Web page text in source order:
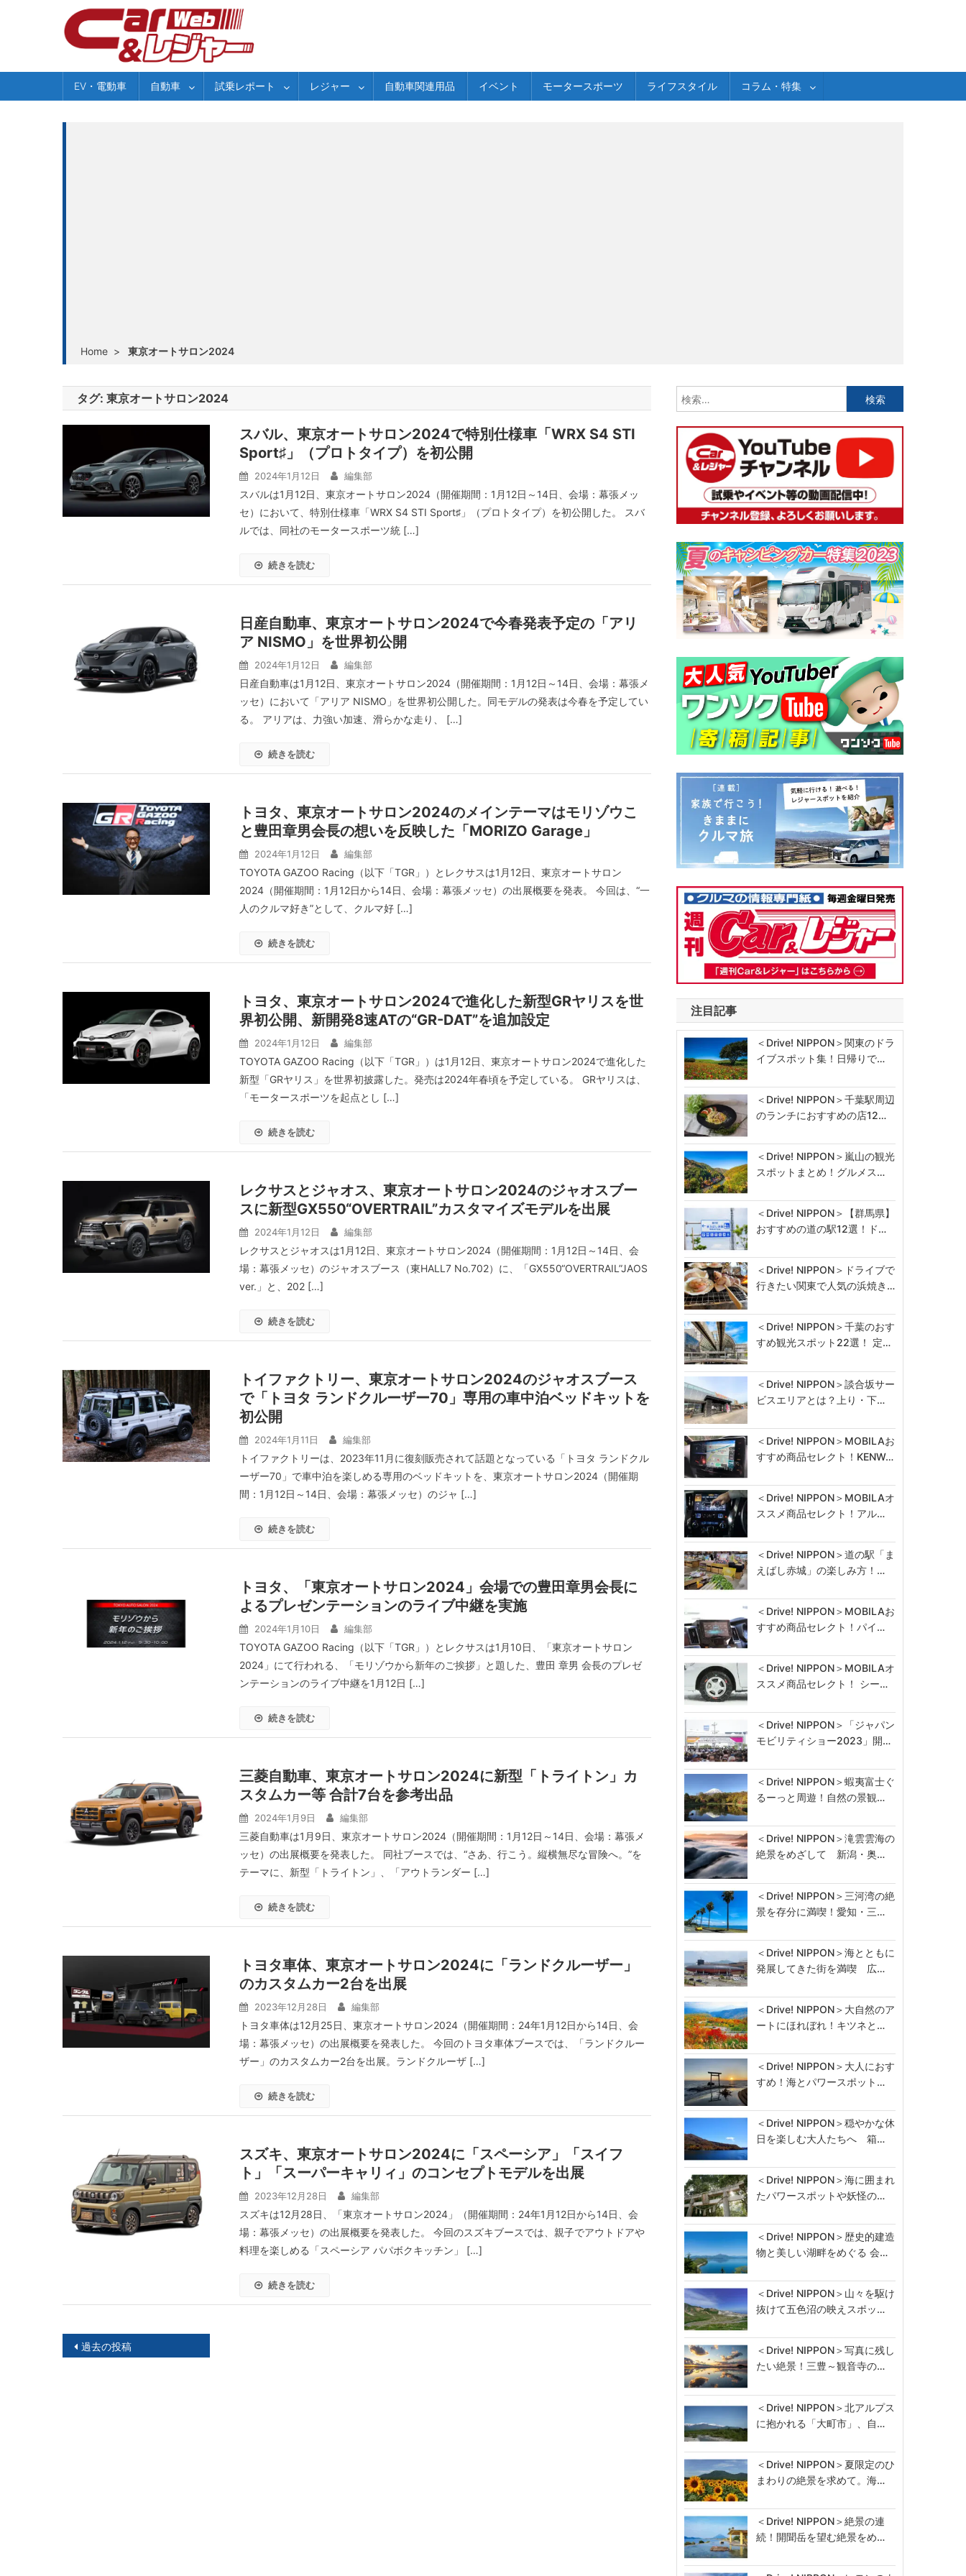
EV・電動車 自動車 試乗レポート レジャー 自動車関連用品 イベント モータースポーツ ライフスタイル コラム・特集
Home > 東京オートサロン2024
タグ: 東京オートサロン2024
スバル、東京オートサロン2024で特別仕様車「WRX S4 STI
Sport♯」（プロトタイプ）を初公開
2024年1月12日 編集部
スバルは1月12日、東京オートサロン2024（開催期間：1月12日～14日、会場：幕張メッ
セ）において、特別仕様車「WRX S4 STI Sport♯」（プロトタイプ）を初公開した。 スバ
ルでは、同社のモータースポーツ統 […]
続きを読む
日産自動車、東京オートサロン2024で今春発表予定の「アリ
ア NISMO」を世界初公開
2024年1月12日 編集部
日産自動車は1月12日、東京オートサロン2024（開催期間：1月12日～14日、会場：幕張メ
ッセ）において「アリア NISMO」を世界初公開した。同モデルの発表は今春を予定してい
る。 アリアは、力強い加速、滑らかな走り、 […]
続きを読む
トヨタ、東京オートサロン2024のメインテーマはモリゾウこ
と豊田章男会長の想いを反映した「MORIZO Garage」
2024年1月12日 編集部
TOYOTA GAZOO Racing（以下「TGR」）とレクサスは1月12日、東京オートサロン
2024（開催期間：1月12日から14日、会場：幕張メッセ）の出展概要を発表。 今回は、“一
人のクルマ好き”として、クルマ好 […]
続きを読む
トヨタ、東京オートサロン2024で進化した新型GRヤリスを世
界初公開、新開発8速ATの“GR-DAT”を追加設定
2024年1月12日 編集部
TOYOTA GAZOO Racing（以下「TGR」）は1月12日、東京オートサロン2024で進化した
新型「GRヤリス」を世界初披露した。発売は2024年春頃を予定している。 GRヤリスは、
「モータースポーツを起点とし […]
続きを読む
レクサスとジャオス、東京オートサロン2024のジャオスブー
スに新型GX550“OVERTRAIL”カスタマイズモデルを出展
2024年1月12日 編集部
レクサスとジャオスは1月12日、東京オートサロン2024（開催期間：1月12日～14日、会
場：幕張メッセ）のジャオスブース（東HALL7 No.702）に、「GX550“OVERTRAIL”JAOS
ver.」と、202 […]
続きを読む
トイファクトリー、東京オートサロン2024のジャオスブース
で「トヨタ ランドクルーザー70」専用の車中泊ベッドキットを
初公開
2024年1月11日 編集部
トイファクトリーは、2023年11月に復刻販売されて話題となっている「トヨタ ランドクル
ーザー70」で車中泊を楽しめる専用のベッドキットを、東京オートサロン2024（開催期
間：1月12日～14日、会場：幕張メッセ）のジャ […]
続きを読む
トヨタ、「東京オートサロン2024」会場での豊田章男会長に
よるプレゼンテーションのライブ中継を実施
2024年1月10日 編集部
TOYOTA GAZOO Racing（以下「TGR」）とレクサスは1月10日、「東京オートサロン
2024」にて行われる、「モリゾウから新年のご挨拶」と題した、豊田 章男 会長のプレゼ
ンテーションのライブ中継を1月12日 […]
続きを読む
三菱自動車、東京オートサロン2024に新型「トライトン」カ
スタムカー等 合計7台を参考出品
2024年1月9日 編集部
三菱自動車は1月9日、東京オートサロン2024（開催期間：1月12日～14日、会場：幕張メ
ッセ）の出展概要を発表した。 同社ブースでは、“さあ、行こう。縦横無尽な冒険へ。”を
テーマに、新型「トライトン」、「アウトランダー […]
続きを読む
トヨタ車体、東京オートサロン2024に「ランドクルーザー」
のカスタムカー2台を出展
2023年12月28日 編集部
トヨタ車体は12月25日、東京オートサロン2024（開催期間：24年1月12日から14日、会
場：幕張メッセ）の出展概要を発表した。 今回のトヨタ車体ブースでは、「ランドクルー
ザー」のカスタムカー2台を出展。ランドクルーザ […]
続きを読む
スズキ、東京オートサロン2024に「スペーシア」「スイフ
ト」「スーパーキャリィ」のコンセプトモデルを出展
2023年12月28日 編集部
スズキは12月28日、「東京オートサロン2024」（開催期間：24年1月12日から14日、会
場：幕張メッセ）の出展概要を発表した。 今回のスズキブースでは、親子でアウトドアや
料理を楽しめる「スペーシア パパボクキッチン」 […]
続きを読む
投過去の投稿
索:
注目記事
＜Drive! NIPPON＞関東のドラ
イブスポット集！日帰りで…
＜Drive! NIPPON＞千葉駅周辺
のランチにおすすめの店12…
＜Drive! NIPPON＞嵐山の観光
スポットまとめ！グルメス…
＜Drive! NIPPON＞【群馬県】
おすすめの道の駅12選！ド…
＜Drive! NIPPON＞ドライブで
行きたい関東で人気の浜焼き…
＜Drive! NIPPON＞千葉のおす
すめ観光スポット22選！ 定…
＜Drive! NIPPON＞談合坂サー
ビスエリアとは？上り・下…
＜Drive! NIPPON＞MOBILAお
すすめ商品セレクト！KENW…
＜Drive! NIPPON＞MOBILAオ
ススメ商品セレクト！アル…
＜Drive! NIPPON＞道の駅「ま
えばし赤城」の楽しみ方！…
＜Drive! NIPPON＞MOBILAお
すすめ商品セレクト！パイ…
＜Drive! NIPPON＞MOBILAオ
ススメ商品セレクト！ シー…
＜Drive! NIPPON＞「ジャパン
モビリティショー2023」開…
＜Drive! NIPPON＞蝦夷富士ぐ
るーっと周遊！自然の景観…
＜Drive! NIPPON＞滝雲雲海の
絶景をめざして 新潟・奥…
＜Drive! NIPPON＞三河湾の絶
景を存分に満喫！愛知・三…
＜Drive! NIPPON＞海とともに
発展してきた街を満喫 広…
＜Drive! NIPPON＞大自然のア
ートにほれぼれ！キツネと…
＜Drive! NIPPON＞大人におす
すめ！海とパワースポット…
＜Drive! NIPPON＞穏やかな休
日を楽しむ大人たちへ 箱…
＜Drive! NIPPON＞海に囲まれ
たパワースポットや妖怪の…
＜Drive! NIPPON＞歴史的建造
物と美しい湖畔をめぐる 会…
＜Drive! NIPPON＞山々を駆け
抜けて五色沼の映えスポッ…
＜Drive! NIPPON＞写真に残し
たい絶景！三豊～観音寺の…
＜Drive! NIPPON＞北アルプス
に抱かれる「大町市」、自…
＜Drive! NIPPON＞夏限定のひ
まわりの絶景を求めて。海…
＜Drive! NIPPON＞絶景の連
続！開聞岳を望む絶景をめ…